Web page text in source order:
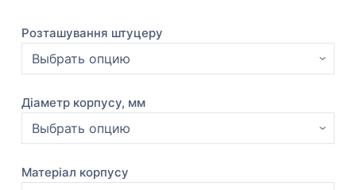
Розташування штуцеру
Діаметр корпусу, мм
Матеріал корпусу